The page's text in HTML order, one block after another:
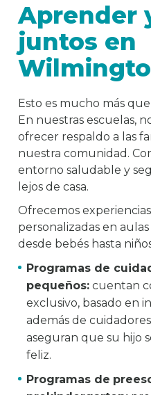
Aprender
juntos en
Esto es mucho más
En nuestras escuelas,
ofrecer respaldo a las
nuestra comunidad.
entorno saludable y
lejos de casa.
Ofrecemos
personalizadas en
desde bebés hasta
Programas de
pequeños: cuentan
exclusivo, basado en
además de
aseguran que su hijo
feliz.
Programas de